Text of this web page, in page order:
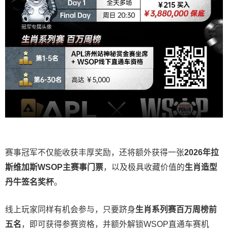
赛事冠军不仅能收获丰厚奖励，还将额外获得一张2026年拉
斯维加斯WSOP主赛事门票，以及极具收藏价值的生肖造型
丹牛签名奖杯。
线上玩家同样有机会参与，只要跻身生肖系列赛百万周榜前
五名 ，即可获得参赛资格，并额外解锁WSOP直通车赛机